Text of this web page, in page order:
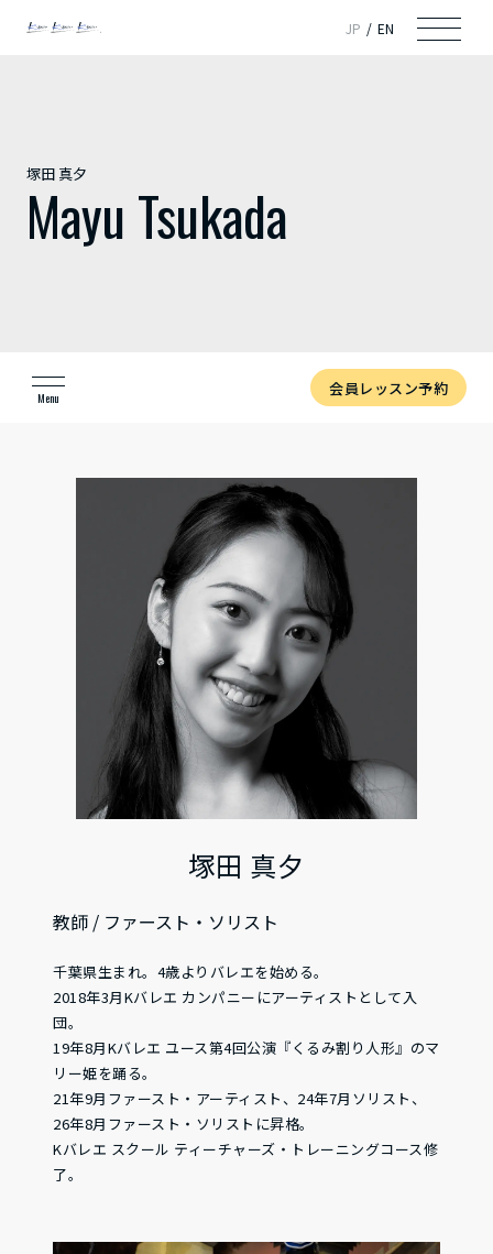
JP EN
塚田 真夕
Mayu Tsukada
Menu 会員レッスン予約
塚田 真夕
教師 / ファースト・ソリスト
千葉県生まれ。4歳よりバレエを始める。
2018年3月Kバレエ カンパニーにアーティストとして入
団。
19年8月Kバレエ ユース第4回公演『くるみ割り人形』のマ
リー姫を踊る。
21年9月ファースト・アーティスト、24年7月ソリスト、
26年8月ファースト・ソリストに昇格。
Kバレエ スクール ティーチャーズ・トレーニングコース修
了。